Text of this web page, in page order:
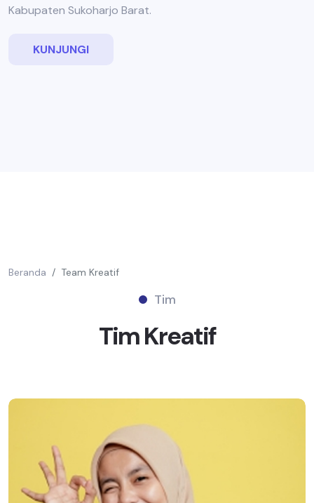
Kabupaten Sukoharjo Barat.
KUNJUNGI
Beranda Team Kreatif
Tim
TimKreatif